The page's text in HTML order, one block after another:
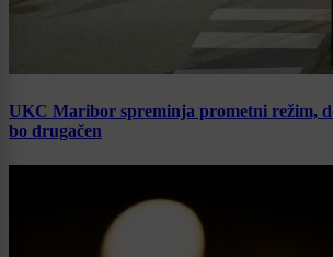
UKC Maribor spreminja prometni režim,
bo drugačen